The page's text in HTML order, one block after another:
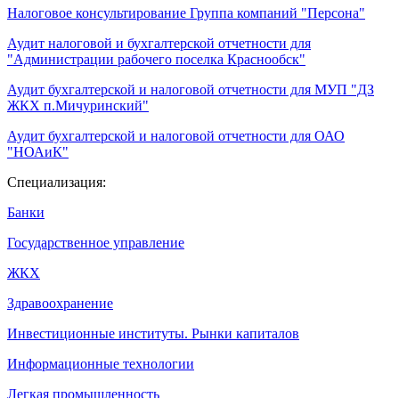
Налоговое консультирование Группа компаний "Персона"
Аудит налоговой и бухгалтерской отчетности для
"Администрации рабочего поселка Краснообск"
Аудит бухгалтерской и налоговой отчетности для МУП "ДЗ
ЖКХ п.Мичуринский"
Аудит бухгалтерской и налоговой отчетности для ОАО
"НОАиК"
Специализация:
Банки
Государственное управление
ЖКХ
Здравоохранение
Инвестиционные институты. Рынки капиталов
Информационные технологии
Легкая промышленность